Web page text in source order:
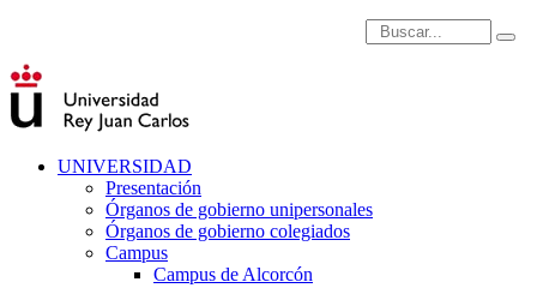
Introduce términos de
UNIVERSIDAD
Presentación
Órganos de gobierno unipersonales
Órganos de gobierno colegiados
Campus
Campus de Alcorcón